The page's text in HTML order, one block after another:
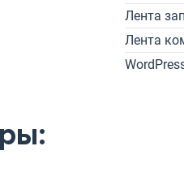
Лента
Лента